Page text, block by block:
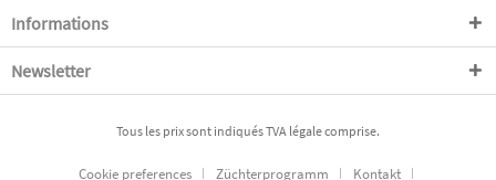
Informations
Newsletter
Tous les prix sont indiqués TVA légale comprise.
Cookie preferences Züchterprogramm Kontakt